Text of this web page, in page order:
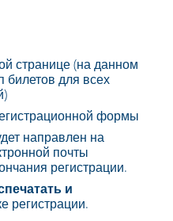
странице (на данном
билетов для всех
формы
направлен на
почты
регистрации.
и
регистрации.